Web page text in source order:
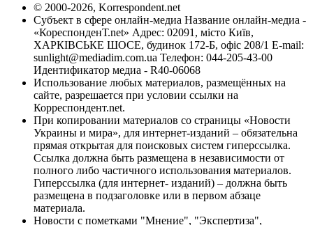
© 2000-2026, Korrespondent.net
Субъект в сфере онлайн-медиа Название онлайн-медиа -
«КореспонденТ.net» Адрес: 02091, місто Київ,
ХАРКІВСЬКЕ ШОСЕ, будинок 172-Б, офіс 208/1 E-mail:
sunlight@mediadim.com.ua Телефон: 044-205-43-00
Идентификатор медиа - R40-06068
Использование любых материалов, размещённых на
сайте, разрешается при условии ссылки на
Корреспондент.net.
При копировании материалов со страницы «Новости
Украины и мира», для интернет-изданий – обязательна
прямая открытая для поисковых систем гиперссылка.
Ссылка должна быть размещена в независимости от
полного либо частичного использования материалов.
Гиперссылка (для интернет- изданий) – должна быть
размещена в подзаголовке или в первом абзаце
материала.
Новости с пометками "Мнение", "Экспертиза",